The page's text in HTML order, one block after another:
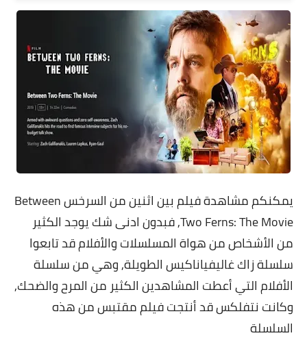
يمكنكم مشاهدة فيلم بين اثنين من السرخسBetween
Two Ferns: The Movie, فبدون ادنى شك يوجد الكثير
من الأشخاص من هواة المسلسلات والأفلام قد تابعوا
سلسلة زاك غاليفياناكيس الطويلة, وهي من سلسلة
الأفلام التي أعطت المشاهدين الكثير من المرح والضحك,
وكانت نتفلكس قد أنتجت فيلم مقتبس من هذه
السلسلة